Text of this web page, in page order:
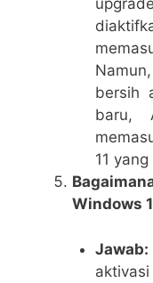
bersih
baru,
11
Windows
Jawab: